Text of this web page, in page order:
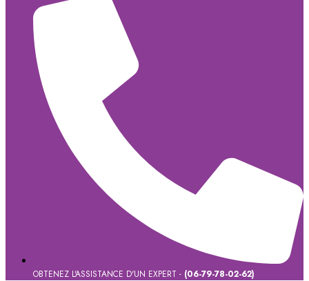
OBTENEZ L'ASSISTANCE D'UN EXPERT - (06-79-78-02-62)